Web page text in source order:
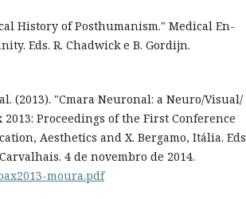
History of Posthumanism." Medical En-
Eds. R. Chadwick e B. Gordijn.
(2013). "Cmara Neuronal: a Neuro/Visual/
Proceedings of the First Conference
Aesthetics and X. Bergamo, Itália. Eds
4 de novembro de 2014.
moura.pdf